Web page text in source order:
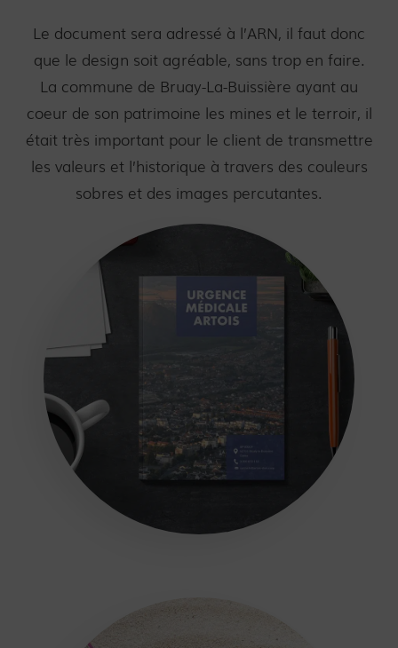
Le document sera adressé à l’ARN, il faut donc
que le design soit agréable, sans trop en faire.
La commune de Bruay-La-Buissière ayant au
coeur de son patrimoine les mines et le terroir, il
était très important pour le client de transmettre
les valeurs et l’historique à travers des couleurs
sobres et des images percutantes.